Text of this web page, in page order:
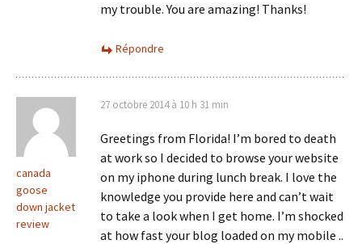
my trouble. You are amazing! Thanks!
Répondre
canada
goose
down jacket
review
27 octobre 2014 à 10 h 31 min
Greetings from Florida! I’m bored to death
at work so I decided to browse your website
on my iphone during lunch break. I love the
knowledge you provide here and can’t wait
to take a look when I get home. I’m shocked
at how fast your blog loaded on my mobile ..